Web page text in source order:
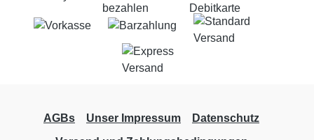
AGBs Unser Impressum
Datenschutz